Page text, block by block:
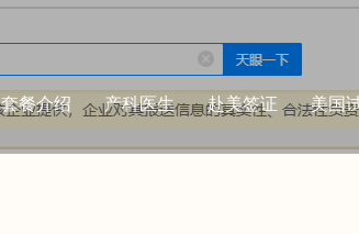
套餐介绍 产科医生 赴美签证 美国